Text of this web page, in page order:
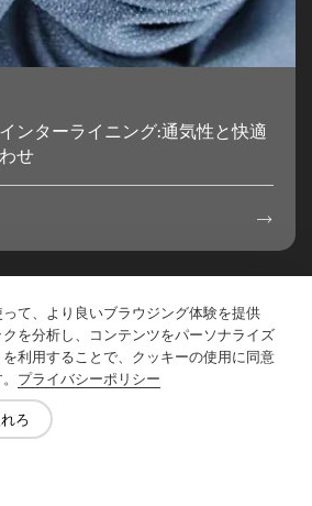
って、より良いブラウジング体験を提供
を分析し、コンテンツをパーソナライズ
利用することで、クッキーの使用に同意
プライバシーポリシー
ろ
ンターライニング:通気性と快適
せ

問い合わせ